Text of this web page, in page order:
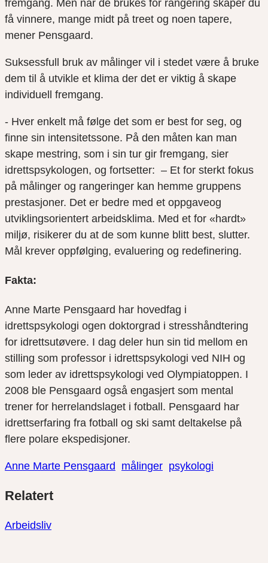
fremgang. Men når de brukes for rangering skaper du
få vinnere, mange midt på treet og noen tapere,
mener Pensgaard.
Suksessfull bruk av målinger vil i stedet være å bruke
dem til å utvikle et klima der det er viktig å skape
individuell fremgang.
- Hver enkelt må følge det som er best for seg, og
finne sin intensitetssone. På den måten kan man
skape mestring, som i sin tur gir fremgang, sier
idrettspsykologen, og fortsetter:  – Et for sterkt fokus
på målinger og rangeringer kan hemme gruppens
prestasjoner. Det er bedre med et oppgaveog
utviklingsorientert arbeidsklima. Med et for «hardt»
miljø, risikerer du at de som kunne blitt best, slutter.
Mål krever oppfølging, evaluering og redefinering.
Fakta:
Anne Marte Pensgaard har hovedfag i
idrettspsykologi ogen doktorgrad i stresshåndtering
for idrettsutøvere. I dag deler hun sin tid mellom en
stilling som professor i idrettspsykologi ved NIH og
som leder av idrettspsykologi ved Olympiatoppen. I
2008 ble Pensgaard også engasjert som mental
trener for herrelandslaget i fotball. Pensgaard har
idrettserfaring fra fotball og ski samt deltakelse på
flere polare ekspedisjoner.
Anne Marte Pensgaard målinger psykologi
link
på
på
Relatert
Arbeidsliv